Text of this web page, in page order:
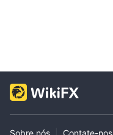
Sobre nós Contate-nos